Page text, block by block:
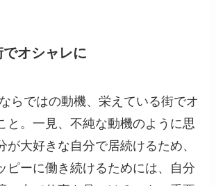
オシャレに
らではの動機、栄えている街でオ
と。一見、不純な動機のように思
が大好きな自分で居続けるため、
ピーに働き続けるためには、自分